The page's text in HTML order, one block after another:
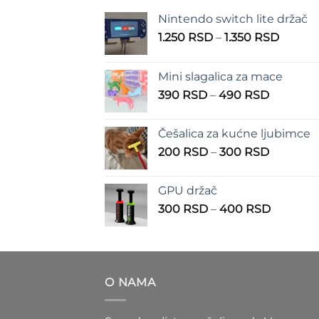
Nintendo switch lite držač
1.250 RSD – 1.350 RSDRaspon
1.250
Mini slagalica za mace
390 RSD – 490 RSDRaspon
390 RSD
do
Češalica za kućne ljubimce
200 RSD – 300 RSDRaspon
do
GPU držač
300 RSD – 400 RSDRaspon
300 RSD
O NAMA